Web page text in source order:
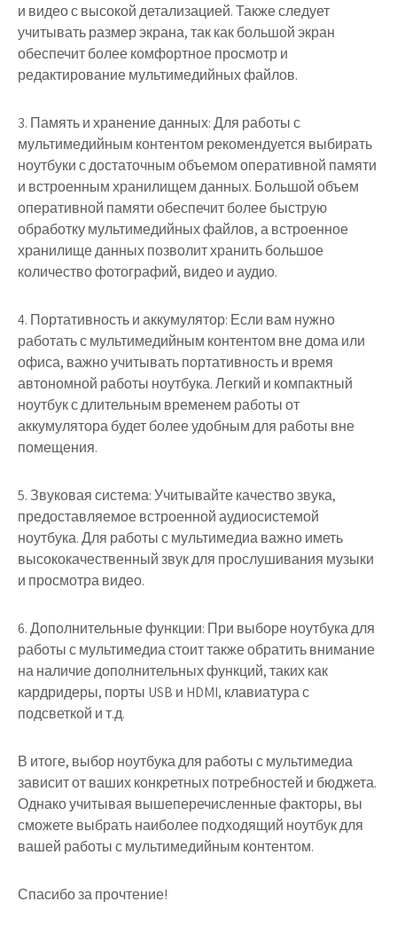
и видео с высокой детализацией. Также следует
учитывать размер экрана, так как большой экран
обеспечит более комфортное просмотр и
редактирование мультимедийных файлов.
3. Память и хранение данных: Для работы с
мультимедийным контентом рекомендуется выбирать
ноутбуки с достаточным объемом оперативной памяти
и встроенным хранилищем данных. Большой объем
оперативной памяти обеспечит более быструю
обработку мультимедийных файлов, а встроенное
хранилище данных позволит хранить большое
количество фотографий, видео и аудио.
4. Портативность и аккумулятор: Если вам нужно
работать с мультимедийным контентом вне дома или
офиса, важно учитывать портативность и время
автономной работы ноутбука. Легкий и компактный
ноутбук с длительным временем работы от
аккумулятора будет более удобным для работы вне
помещения.
5. Звуковая система: Учитывайте качество звука,
предоставляемое встроенной аудиосистемой
ноутбука. Для работы с мультимедиа важно иметь
высококачественный звук для прослушивания музыки
и просмотра видео.
6. Дополнительные функции: При выборе ноутбука для
работы с мультимедиа стоит также обратить внимание
на наличие дополнительных функций, таких как
кардридеры, порты USB и HDMI, клавиатура с
подсветкой и т.д.
В итоге, выбор ноутбука для работы с мультимедиа
зависит от ваших конкретных потребностей и бюджета.
Однако учитывая вышеперечисленные факторы, вы
сможете выбрать наиболее подходящий ноутбук для
вашей работы с мультимедийным контентом.
Спасибо за прочтение!